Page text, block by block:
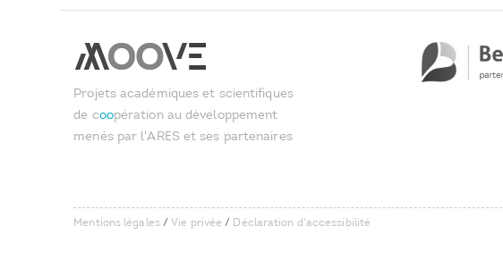
Projets académiques et scientifiques
de coopération au développement
menés par l'ARES et ses partenaires
Mentions légales/Vie privée / Déclaration d'accessibilité